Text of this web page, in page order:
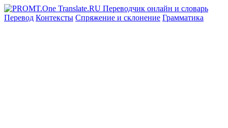
Перевод Контексты Спряжение и склонение Грамматика